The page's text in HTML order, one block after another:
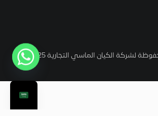
لشركة الكيان الماسي التجارية 2025 ©